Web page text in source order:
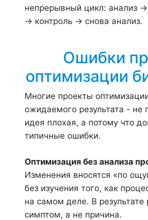
непрерывный цикл: анализ
→ контроль → снова анализ.
Ошибки
оптимизации
Многие проекты
ожидаемого результата - не
идея плохая, а потому что
типичные ошибки.
Оптимизация без анализа
Изменения вносятся «по
без изучения того, как
на самом деле. В результате
симптом, а не причина.